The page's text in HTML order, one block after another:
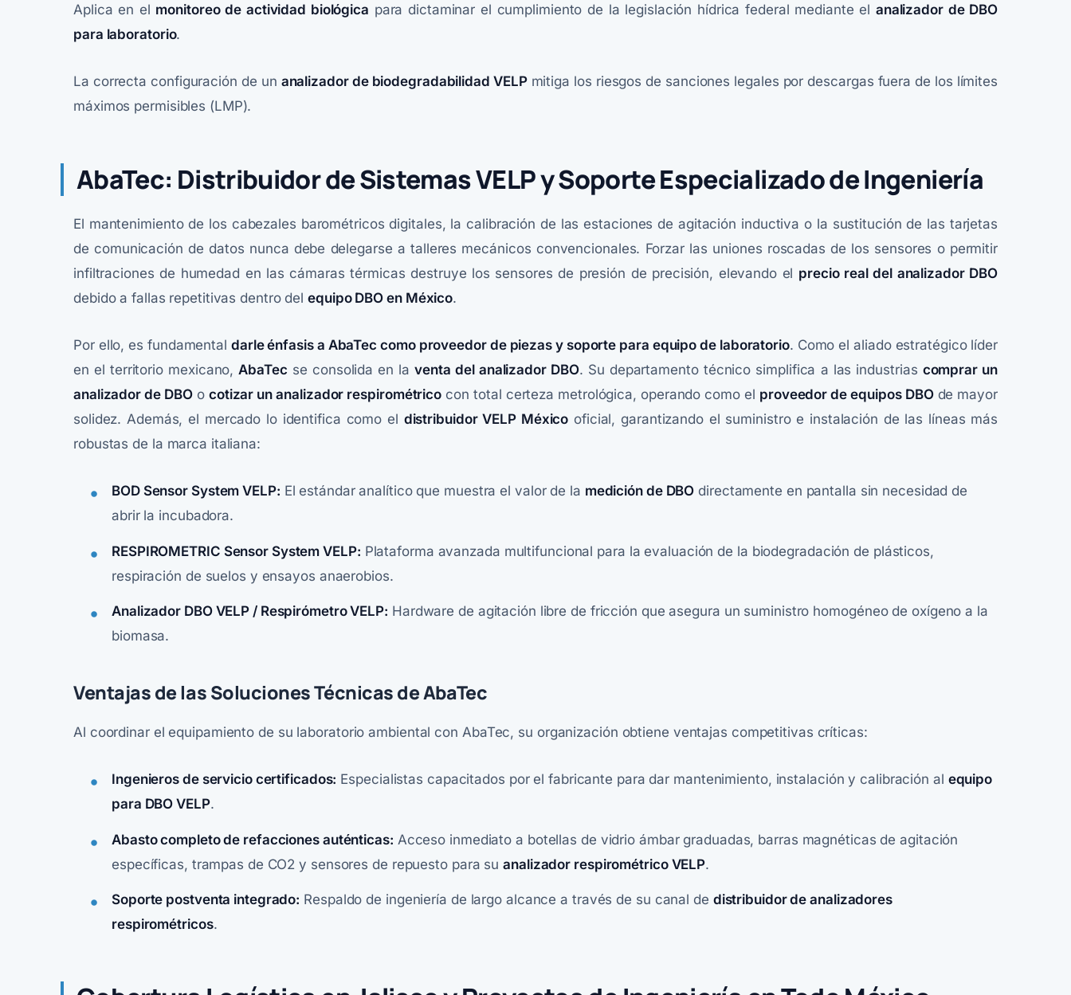
Aplica en el monitoreo de actividad biológica para dictaminar el cumplimiento de la legislación hídrica federal mediante el analizador de DBO
para laboratorio.
La correcta configuración de un analizador de biodegradabilidad VELPmitiga los riesgos de sanciones legales por descargas fuera de los límites
máximos permisibles (LMP).
AbaTec: Distribuidor de Sistemas VELP y Soporte Especializado de Ingeniería
El mantenimiento de los cabezales barométricos digitales, la calibración de las estaciones de agitación inductiva o la sustitución de las tarjetas
de comunicación de datos nunca debe delegarse a talleres mecánicos convencionales. Forzar las uniones roscadas de los sensores o permitir
infiltraciones de humedad en las cámaras térmicas destruye los sensores de presión de precisión, elevando el precio real del analizador DBO
debido a fallas repetitivas dentro delequipo DBO en México.
Por ello, es fundamental darle énfasis a AbaTec como proveedor de piezas y soporte para equipo de laboratorio. Como el aliado estratégico líder
en el territorio mexicano, AbaTec se consolida en laventa del analizador DBO. Su departamento técnico simplifica a las industrias comprar un
analizador de DBOo cotizar un analizador respirométrico con total certeza metrológica, operando como el proveedor de equipos DBOde mayor
solidez. Además, el mercado lo identifica como el distribuidor VELP México oficial, garantizando el suministro e instalación de las líneas más
robustas de la marca italiana:
BOD Sensor System VELP: El estándar analítico que muestra el valor de la medición de DBO directamente en pantalla sin necesidad de
abrir la incubadora.
RESPIROMETRIC Sensor System VELP: Plataforma avanzada multifuncional para la evaluación de la biodegradación de plásticos,
respiración de suelos y ensayos anaerobios.
Analizador DBO VELP / Respirómetro VELP: Hardware de agitación libre de fricción que asegura un suministro homogéneo de oxígeno a la
biomasa.
Ventajas de las Soluciones Técnicas de AbaTec
Al coordinar el equipamiento de su laboratorio ambiental con AbaTec, su organización obtiene ventajas competitivas críticas:
Ingenieros de servicio certificados: Especialistas capacitados por el fabricante para dar mantenimiento, instalación y calibración al equipo
para DBO VELP.
Abasto completo de refacciones auténticas: Acceso inmediato a botellas de vidrio ámbar graduadas, barras magnéticas de agitación
específicas, trampas de CO2 y sensores de repuesto para suanalizador respirométrico VELP.
Soporte postventa integrado: Respaldo de ingeniería de largo alcance a través de su canal de distribuidor de analizadores
respirométricos.